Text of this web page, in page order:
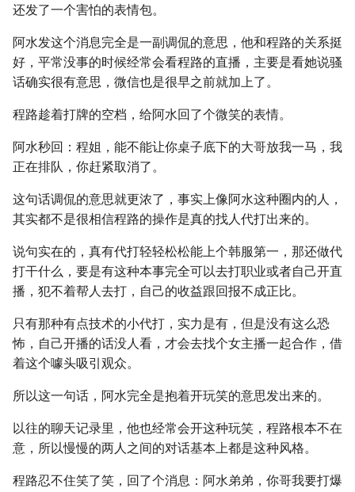
还发了一个害怕的表情包。
阿水发这个消息完全是一副调侃的意思，他和程路的关系挺
好，平常没事的时候经常会看程路的直播，主要是看她说骚
话确实很有意思，微信也是很早之前就加上了。
程路趁着打牌的空档，给阿水回了个微笑的表情。
阿水秒回：程姐，能不能让你桌子底下的大哥放我一马，我
正在排队，你赶紧取消了。
这句话调侃的意思就更浓了，事实上像阿水这种圈内的人，
其实都不是很相信程路的操作是真的找人代打出来的。
说句实在的，真有代打轻轻松松能上个韩服第一，那还做代
打干什么，要是有这种本事完全可以去打职业或者自己开直
播，犯不着帮人去打，自己的收益跟回报不成正比。
只有那种有点技术的小代打，实力是有，但是没有这么恐
怖，自己开播的话没人看，才会去找个女主播一起合作，借
着这个噱头吸引观众。
所以这一句话，阿水完全是抱着开玩笑的意思发出来的。
以往的聊天记录里，他也经常会开这种玩笑，程路根本不在
意，所以慢慢的两人之间的对话基本上都是这种风格。
程路忍不住笑了笑，回了个消息：阿水弟弟，你哥我要打爆